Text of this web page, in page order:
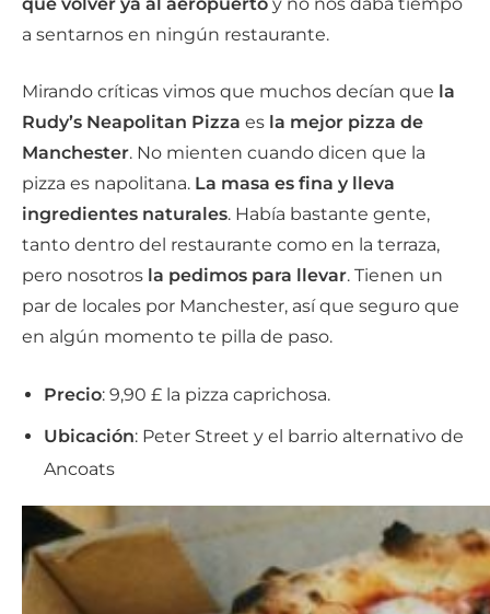
a sentarnos en ningún restaurante.
Mirando críticas vimos que muchos decían que la
Rudy’s Neapolitan Pizza es la mejor pizza de
Manchester. No mienten cuando dicen que la
pizza es napolitana. La masa es fina y lleva
ingredientes naturales. Había bastante gente,
tanto dentro del restaurante como en la terraza,
pero nosotros la pedimos para llevar. Tienen un
par de locales por Manchester, así que seguro que
en algún momento te pilla de paso.
Precio: 9,90 £ la pizza caprichosa.
Ubicación: Peter Street y el barrio alternativo de
Ancoats